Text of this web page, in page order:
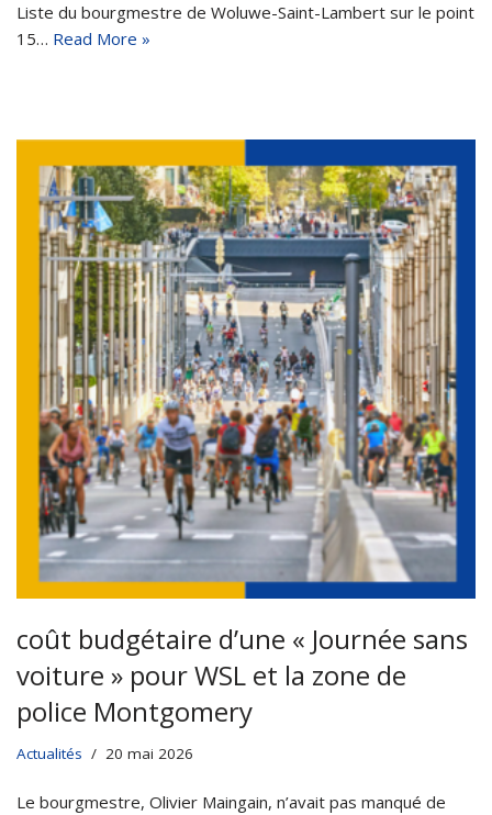
Liste du bourgmestre de Woluwe-Saint-Lambert sur le point
15… Read More »
coût budgétaire d’une « Journée sans
voiture » pour WSL et la zone de
police Montgomery
Actualités 20 mai 2026
Le bourgmestre, Olivier Maingain, n’avait pas manqué de